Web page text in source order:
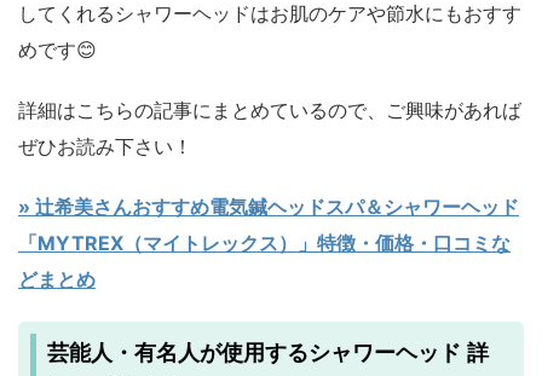
してくれるシャワーヘッドはお肌のケアや節水にもおすす
めです😊
詳細はこちらの記事にまとめているので、ご興味があれば
ぜひお読み下さい！
» 辻希美さんおすすめ電気鍼ヘッドスパ＆シャワーヘッド
「MYTREX（マイトレックス）」特徴・価格・口コミな
どまとめ
芸能人・有名人が使用するシャワーヘッド 詳